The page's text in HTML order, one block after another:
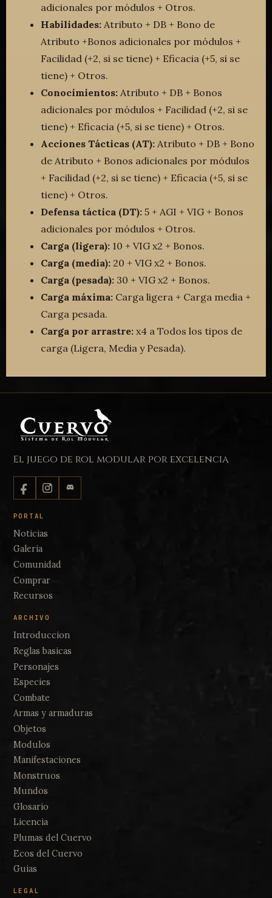
adicionales por módulos + Otros.
Habilidades: Atributo + DB + Bono de
Atributo +Bonos adicionales por módulos +
Facilidad (+2, si se tiene) + Eficacia (+5, si se
tiene) + Otros.
Conocimientos: Atributo + DB + Bonos
adicionales por módulos + Facilidad (+2, si se
tiene) + Eficacia (+5, si se tiene) + Otros.
Acciones Tácticas (AT): Atributo + DB + Bono
de Atributo + Bonos adicionales por módulos
+ Facilidad (+2, si se tiene) + Eficacia (+5, si se
tiene) + Otros.
Defensa táctica (DT): 5 + AGI + VIG + Bonos
adicionales por módulos + Otros.
Carga (ligera): 10 + VIG x2 + Bonos.
Carga (media): 20 + VIG x2 + Bonos.
Carga (pesada): 30 + VIG x2 + Bonos.
Carga máxima: Carga ligera + Carga media +
Carga pesada.
Carga por arrastre: x4 a Todos los tipos de
carga (Ligera, Media y Pesada).
El juego de rol modular por excelencia
PORTAL
Noticias
Galeria
Comunidad
Comprar
Recursos
ARCHIVO
Introduccion
Reglas basicas
Personajes
Especies
Combate
Armas y armaduras
Objetos
Modulos
Manifestaciones
Monstruos
Mundos
Glosario
Licencia
Plumas del Cuervo
Ecos del Cuervo
Guias
LEGAL